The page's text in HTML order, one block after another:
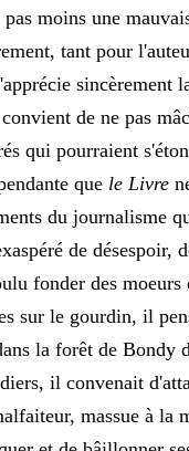
moins une
tant pour
sincèrement
de ne pas
qui pourraient
que le Livre
du journalisme
de désespoir,
fonder des moeurs
sur le gourdin, il
la forêt de Bondy
il convenait
massue à la